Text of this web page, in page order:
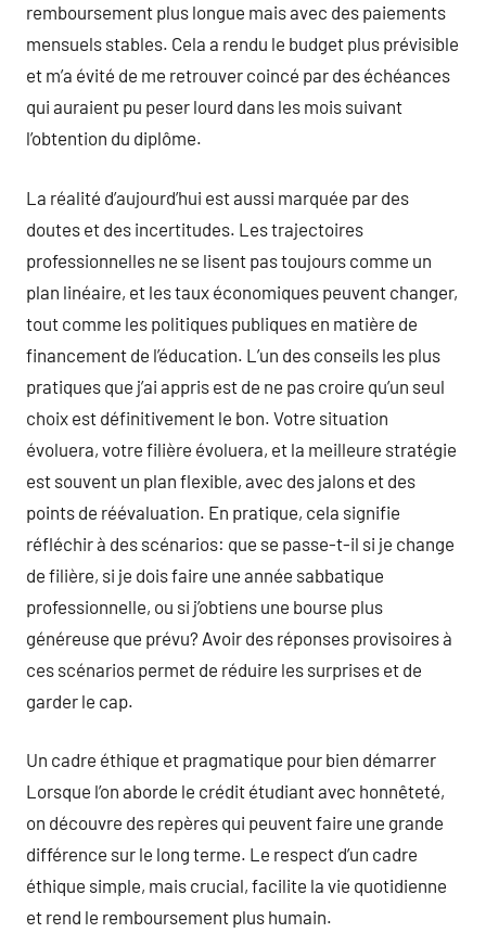
remboursement plus longue mais avec des paiements
mensuels stables. Cela a rendu le budget plus prévisible
et m’a évité de me retrouver coincé par des échéances
qui auraient pu peser lourd dans les mois suivant
l’obtention du diplôme.
La réalité d’aujourd’hui est aussi marquée par des
doutes et des incertitudes. Les trajectoires
professionnelles ne se lisent pas toujours comme un
plan linéaire, et les taux économiques peuvent changer,
tout comme les politiques publiques en matière de
financement de l’éducation. L’un des conseils les plus
pratiques que j’ai appris est de ne pas croire qu’un seul
choix est définitivement le bon. Votre situation
évoluera, votre filière évoluera, et la meilleure stratégie
est souvent un plan flexible, avec des jalons et des
points de réévaluation. En pratique, cela signifie
réfléchir à des scénarios: que se passe-t-il si je change
de filière, si je dois faire une année sabbatique
professionnelle, ou si j’obtiens une bourse plus
généreuse que prévu? Avoir des réponses provisoires à
ces scénarios permet de réduire les surprises et de
garder le cap.
Un cadre éthique et pragmatique pour bien démarrer
Lorsque l’on aborde le crédit étudiant avec honnêteté,
on découvre des repères qui peuvent faire une grande
différence sur le long terme. Le respect d’un cadre
éthique simple, mais crucial, facilite la vie quotidienne
et rend le remboursement plus humain.